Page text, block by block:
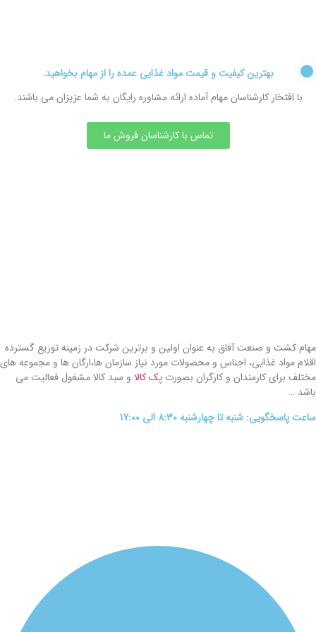
بهترین کیفیت و قیمت مواد غذایی عمده را از مهام بخواهید.
با افتخار کارشناسان مهام آماده ارائه مشاوره رایگان به شما عزیزان می باشند.
تماس با کارشناسان فروش ما
مهام کشت و صنعت آفاق به عنوان اولین و برترین شرکت در زمینه توزیع گسترده
اقلام مواد غذایی، اجناس و محصولات مورد نیاز سازمان ها،ارگان ها و مجموعه های
مختلف برای کارمندان و کارگران بصورت پک کالا و سبد کالا مشغول فعالیت می
باشد …
ساعت پاسخگویی: شنبه تا چهارشنبه 8:30 الی 17:00